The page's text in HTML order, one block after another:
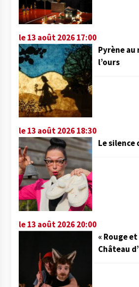
le 13 août 2026 17:00
Pyrène au
l’ours
le 13 août 2026 18:30
Le
le 13 août 2026 20:00
« Rouge
Château